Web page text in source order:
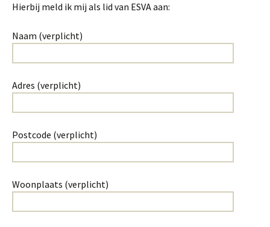
Hierbij meld ik mij als lid van ESVA aan:
Naam (verplicht)
Adres (verplicht)
Postcode (verplicht)
Woonplaats (verplicht)